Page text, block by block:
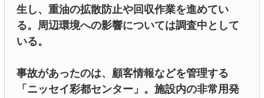
生し、重油の拡散防止や回収作業を進めてい
る。周辺環境への影響については調査中として
いる。
事故があったのは、顧客情報などを管理する
「ニッセイ彩都センター」。施設内の非常用発